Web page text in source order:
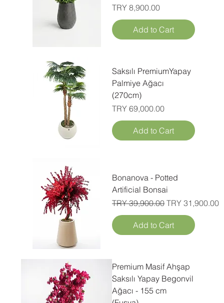
Price
TRY 8,900.00
Add to Cart
Saksılı PremiumYapay
Palmiye Ağacı
(270cm)
Price
TRY 69,000.00
Add to Cart
Bonanova - Potted
Artificial Bonsai
Regular Price
TRY 39,900.00 Sale Price
TRY 31,900.00
Add to Cart
Premium Masif Ahşap
Saksılı Yapay Begonvil
Ağacı - 155 cm